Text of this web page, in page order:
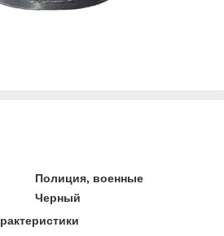
Полиция, военные
Черный